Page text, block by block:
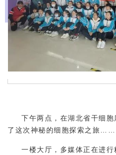
下午两点，在湖北省干细
了这次神秘的细胞探索之旅……
一楼大厅，多媒体正在进行